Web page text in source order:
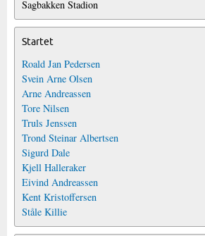
Sagbakken Stadion
Startet
Roald Jan Pedersen
Svein Arne Olsen
Arne Andreassen
Tore Nilsen
Truls Jenssen
Trond Steinar Albertsen
Sigurd Dale
Kjell Halleraker
Eivind Andreassen
Kent Kristoffersen
Ståle Killie